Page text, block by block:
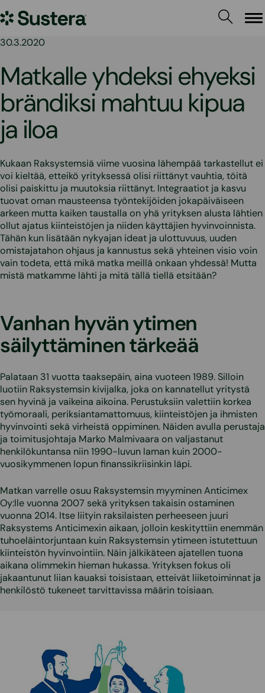
sisältöön
Sustera
30.3.2020
Matkalle yhdeksi ehyeksi
brändiksi mahtuu kipua
ja iloa
Kukaan Raksystemsiä viime vuosina lähempää tarkastellut ei
voi kieltää, etteikö yrityksessä olisi riittänyt vauhtia, töitä
olisi paiskittu ja muutoksia riittänyt. Integraatiot ja kasvu
tuovat oman mausteensa työntekijöiden jokapäiväiseen
arkeen mutta kaiken taustalla on yhä yrityksen alusta lähtien
ollut ajatus kiinteistöjen ja niiden käyttäjien hyvinvoinnista.
Tähän kun lisätään nykyajan ideat ja ulottuvuus, uuden
omistajatahon ohjaus ja kannustus sekä yhteinen visio voin
vain todeta, että mikä matka meillä onkaan yhdessä! Mutta
mistä matkamme lähti ja mitä tällä tiellä etsitään?
Vanhan hyvän ytimen
säilyttäminen tärkeää
Palataan 31 vuotta taaksepäin, aina vuoteen 1989. Silloin
luotiin Raksystemsin kivijalka, joka on kannatellut yritystä
sen hyvinä ja vaikeina aikoina. Perustuksiin valettiin korkea
työmoraali, periksiantamattomuus, kiinteistöjen ja ihmisten
hyvinvointi sekä virheistä oppiminen. Näiden avulla perustaja
ja toimitusjohtaja Marko Malmivaara on valjastanut
henkilökuntansa niin 1990-luvun laman kuin 2000-
vuosikymmenen lopun finanssikriisinkin läpi.
Matkan varrelle osuu Raksystemsin myyminen Anticimex
Oy:lle vuonna 2007 sekä yrityksen takaisin ostaminen
vuonna 2014. Itse liityin raksilaisten perheeseen juuri
Raksystems Anticimexin aikaan, jolloin keskityttiin enemmän
tuhoeläintorjuntaan kuin Raksystemsin ytimeen istutettuun
kiinteistön hyvinvointiin. Näin jälkikäteen ajatellen tuona
aikana olimmekin hieman hukassa. Yrityksen fokus oli
jakaantunut liian kauaksi toisistaan, etteivät liiketoiminnat ja
henkilöstö tukeneet tarvittavissa määrin toisiaan.